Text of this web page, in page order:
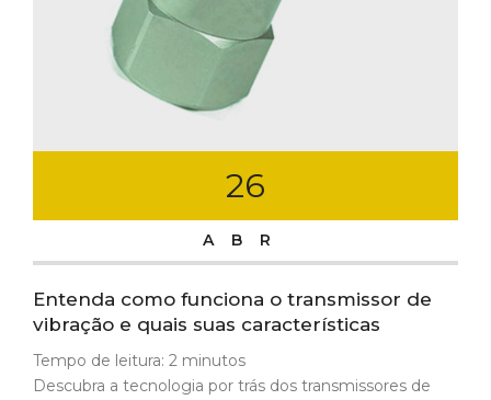
26
ABR
Entenda como funciona o transmissor de
vibração e quais suas características
Tempo de leitura: 2 minutos
Descubra a tecnologia por trás dos transmissores de